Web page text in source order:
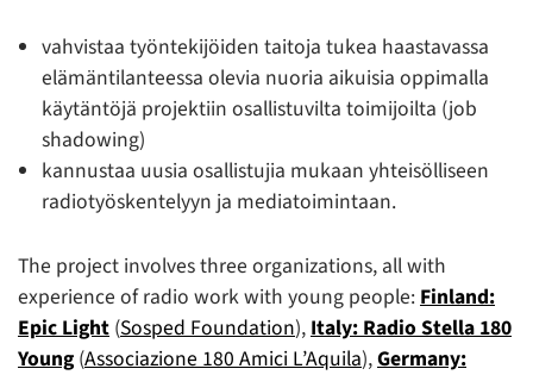
vahvistaa työntekijöiden taitoja tukea haastavassa
elämäntilanteessa olevia nuoria aikuisia oppimalla
käytäntöjä projektiin osallistuvilta toimijoilta (job
shadowing)
kannustaa uusia osallistujia mukaan yhteisölliseen
radiotyöskentelyyn ja mediatoimintaan.
The project involves three organizations, all with
experience of radio work with young people:Finland:
Epic Light (Sosped Foundation),Italy: Radio Stella 180
Young (Associazione 180 Amici L’Aquila),Germany: